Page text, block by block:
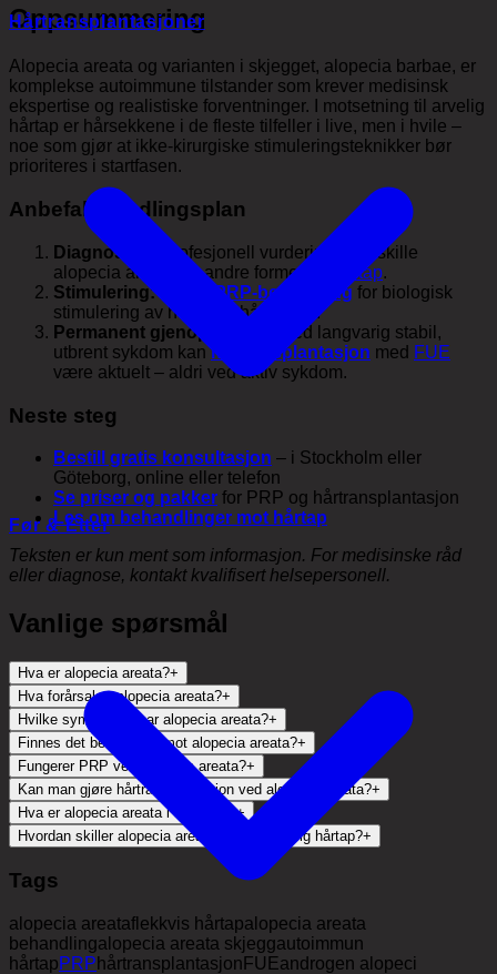
Hårtransplantasjoner
Før & Etter
Oppsummering
Alopecia areata og varianten i skjegget, alopecia barbae, er
komplekse autoimmune tilstander som krever medisinsk
ekspertise og realistiske forventninger. I motsetning til arvelig
hårtap er hårsekkene i de fleste tilfeller i live, men i hvile –
noe som gjør at ikke-kirurgiske stimuleringsteknikker bør
prioriteres i startfasen.
Anbefalt handlingsplan
Diagnose:
få profesjonell vurdering for å skille
alopecia areata fra andre former for
hårtap.
Stimulering:vurder PRP-behandling for biologisk
stimulering av hvilende hårsekker.
Permanent gjenoppretting:
ved langvarig stabil,
utbrent sykdom kanhårtransplantasjon med FUE
være aktuelt – aldri ved aktiv sykdom.
Neste steg
Bestill gratis konsultasjon – i Stockholm eller
Göteborg, online eller telefon
Se priser og pakker for PRP og hårtransplantasjon
Les om behandlinger mot hårtap
Teksten er kun ment som informasjon. For medisinske råd
eller diagnose, kontakt kvalifisert helsepersonell.
Vanlige spørsmål
Hva er alopecia areata?+
Hva forårsaker alopecia areata?+
Hvilke symptomer har alopecia areata?+
Finnes det behandling mot alopecia areata?+
Fungerer PRP ved alopecia areata?+
Kan man gjøre hårtransplantasjon ved alopecia areata?+
Hva er alopecia areata i skjegget?+
Hvordan skiller alopecia areata seg fra arvelig hårtap?+
Tags
alopecia areataflekkvis hårtapalopecia areata
behandlingalopecia areata skjeggautoimmun
hårtapPRP hårtransplantasjon FUEandrogen alopeci